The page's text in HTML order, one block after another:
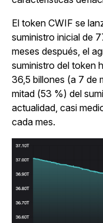
El token CWIF se
suministro inicial de
meses después, el
suministro del token
36,5 billones (a 7 de
mitad (53 %) del
actualidad, casi
cada mes.